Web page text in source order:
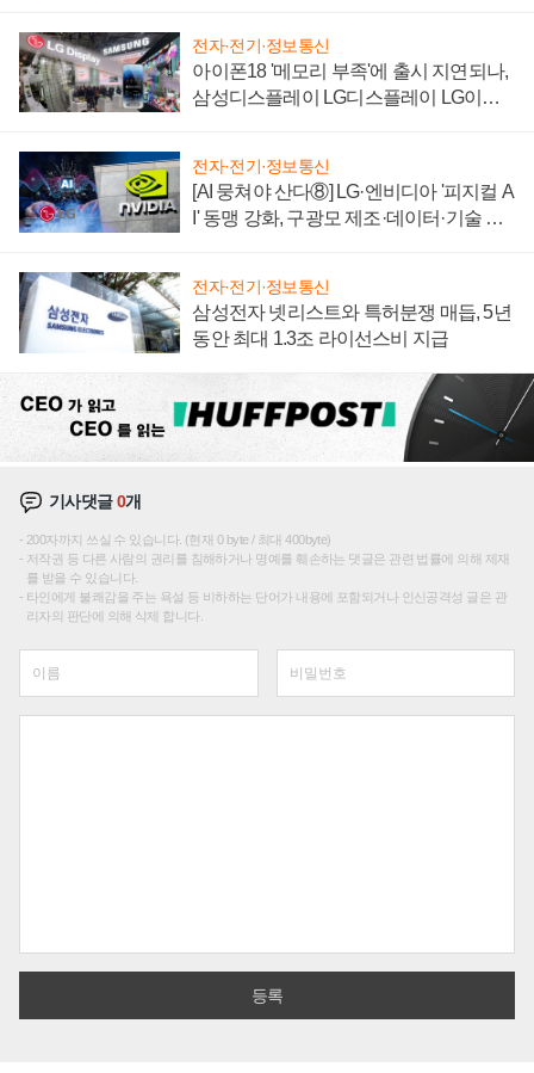
전자·전기·정보통신
아이폰18 '메모리 부족'에 출시 지연되나,
삼성디스플레이 LG디스플레이 LG이노
전자·전기·정보통신
[AI 뭉쳐야 산다⑧] LG·엔비디아 '피지컬 A
I' 동맹 강화, 구광모 제조·데이터·기술 결
전자·전기·정보통신
삼성전자 넷리스트와 특허분쟁 매듭, 5년
동안 최대 1.3조 라이선스비 지급
기사댓글0개
200자까지 쓰실 수 있습니다. (현재 0 byte / 최대 400byte)
저작권 등 다른 사람의 권리를 침해하거나 명예를 훼손하는 댓글은 관련 법률에 의해 제재
를 받을 수 있습니다.
타인에게 불쾌감을 주는 욕설 등 비하하는 단어가 내용에 포함되거나 인신공격성 글은 관
리자의 판단에 의해 삭제 합니다.